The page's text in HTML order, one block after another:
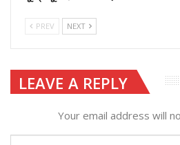
PREV NEXT
LEAVE A REPLY
Your email address will